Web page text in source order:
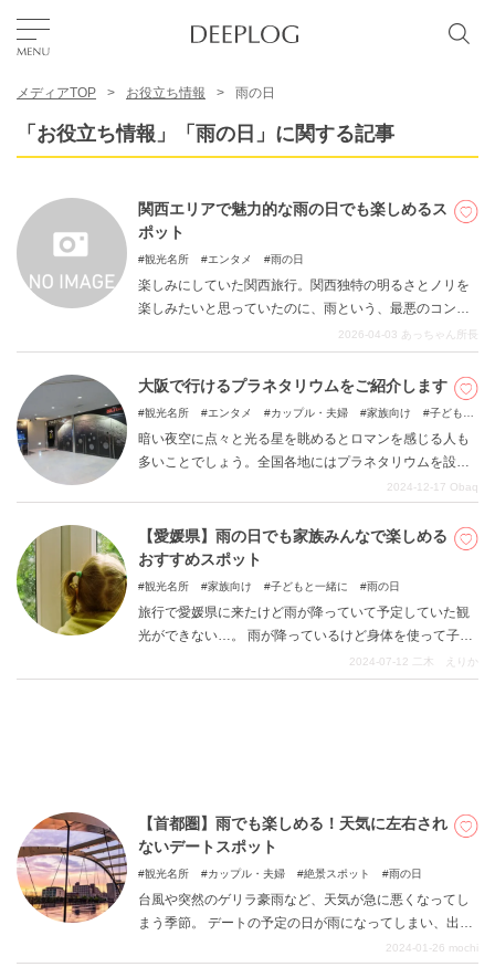
エリア
日本語
USD
DEEPLOGとは
プライバシーポリシー
運営会社
メディアTOP お役立ち情報 雨の日
「お役立ち情報」「雨の日」に関する記事
関西エリアで魅力的な雨の日でも楽しめるス
ポット
観光名所 エンタメ 雨の日
楽しみにしていた関西旅行。関西独特の明るさとノリを
楽しみたいと思っていたのに、雨という、最悪のコンデ
ィションに見舞われた方はおられないでしょうか。考え
ていた目的地では十分に楽しむことができない、雨が降
っても楽しめる場所へ変更をしたいと思われた方は、こ
ちらの記事をご一読ください。雨でも良かったと思える
2026-04-03 あっちゃん所長
大阪で行けるプラネタリウムをご紹介します
観光名所 エンタメ カップル・夫婦 家族向け
子どもと
暗い夜空に点々と光る星を眺めるとロマンを感じる人も
多いことでしょう。全国各地にはプラネタリウムを設
け、ドームで夜空を再現する施設が数多くあります。大
ます。
2024-12-17 Obaq
【愛媛県】雨の日でも家族みんなで楽しめる
おすすめスポット
観光名所 家族向け 子どもと一緒に 雨の日
旅行で愛媛県に来たけど雨が降っていて予定していた観
光ができない…。 雨が降っているけど身体を使って子供
を自由に遊ばせてあげたい！ などお悩みではありません
か？ 愛媛県内には悪天候でも室内で遊べるスポットがた
2024-07-12 二木 えりか
【首都圏】雨でも楽しめる！天気に左右され
ないデートスポット
観光名所 カップル・夫婦 絶景スポット 雨の日
台風や突然のゲリラ豪雨など、天気が急に悪くなってし
まう季節。 デートの予定の日が雨になってしまい、出か
けずにお部屋デートばかりになってしまっていません
2024-01-26 mochi